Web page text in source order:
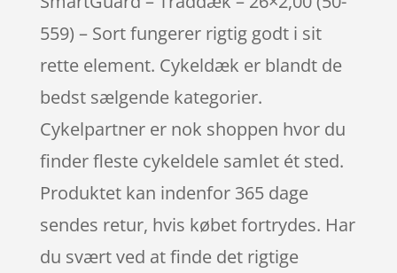
559) – Sort fungerer rigtig godt i sit
rette element. Cykeldæk er blandt de
bedst sælgende kategorier.
Cykelpartner er nok shoppen hvor du
finder fleste cykeldele samlet ét sted.
Produktet kan indenfor 365 dage
sendes retur, hvis købet fortrydes. Har
du svært ved at finde det rigtige